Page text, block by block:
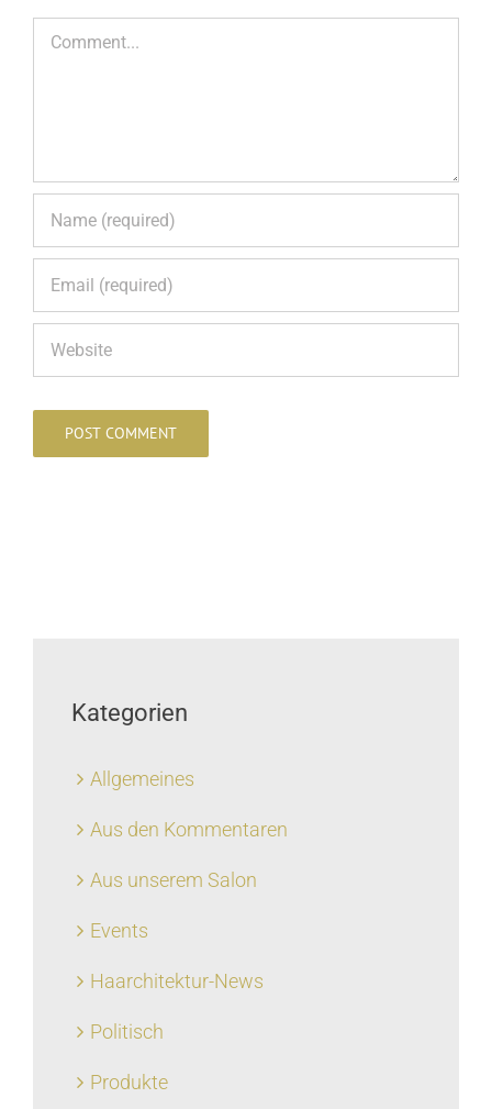
Comment
Kategorien
Allgemeines
Aus den Kommentaren
Aus unserem Salon
Events
Haarchitektur-News
Politisch
Produkte